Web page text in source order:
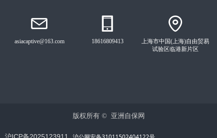
asiacaptive@163.com 18616809413
上海市中国(上海)自由贸易
试验区临港新片区
版权所有 © 亚洲自保网